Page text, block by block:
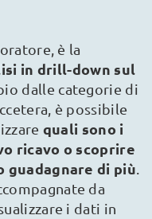
è la
in drill-down sul
dalle categorie di
è possibile
quali sono i
ricavo o scoprire
guadagnare di più.
da
i dati in